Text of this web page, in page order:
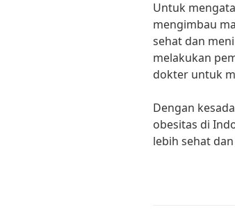
Untuk
mengimbau
sehat dan
melakukan
dokter untuk
Dengan
obesitas di
lebih sehat